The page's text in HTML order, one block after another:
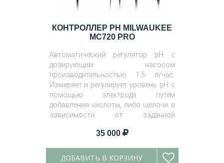
КОНТРОЛЛЕР PH MILWAUKEE
MC720 PRO
Автоматический регулятор pH с
дозирующим насосом
производительностью 1.5 л/час.
Измеряет и регулирует уровень pH с
помощью электрода путем
добавления кислоты, либо щелочи в
зависимости от заданной
35 000
ДОБАВИТЬ В КОРЗИНУ